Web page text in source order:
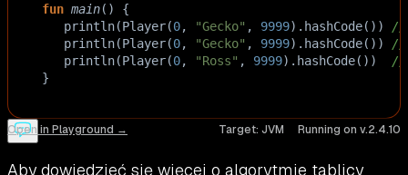
fun main() {
println(Player(0, "Gecko" , 9999). hashCode()) //
println(Player(0, "Gecko" , 9999). hashCode()) //
println(Player(0, "Ross" , 9999). hashCode()) //
}
Open in Playground → Target: JVM Running on v.2.4.10
Aby dowiedzieć się więcej o algorytmie tablicy